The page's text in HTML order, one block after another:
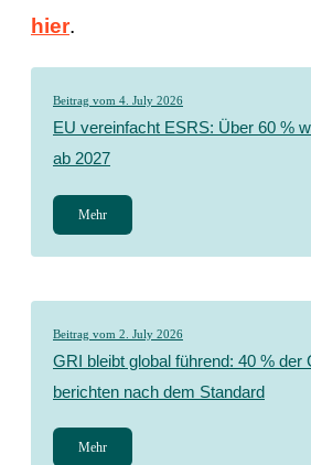
hier.
Beitrag vom 4. July 2026
EU vereinfacht ESRS: Über 60 %
ab 2027
Mehr
Beitrag vom 2. July 2026
GRI bleibt global führend: 40 % der
berichten nach dem Standard
Mehr